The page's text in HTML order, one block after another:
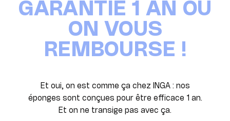
GARANTIE 1 AN OU
ON VOUS
REMBOURSE !
Et oui, on est comme ça chez INGA : nos
éponges sont conçues pour être efficace 1 an.
Et on ne transige pas avec ça.